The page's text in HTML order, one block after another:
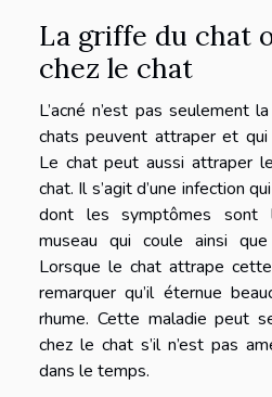
La griffe du chat
chez le chat
L’acné n’est pas seulement
chats peuvent attraper et
Le chat peut aussi attraper
chat. Il s’agit d’une infection
dont les symptômes
museau qui coule ainsi que
Lorsque le chat attrape
remarquer qu’il éternue
rhume. Cette maladie peut
chez le chat s’il n’est pas
dans le temps.